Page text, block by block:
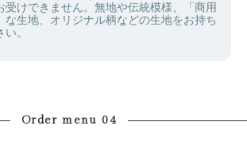
受けできません。無地や伝統模様、「商用
な生地、オリジナル柄などの生地をお持ち
。
Order menu 04